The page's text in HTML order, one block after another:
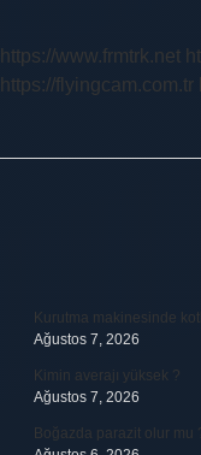
https://www.frmtrk.net
https://flyingcam.com.tr
Kurutma makinesinde
Ağustos 7, 2026
Kimin averajı yüksek ?
Ağustos 7, 2026
Boğazda parazit olur mu